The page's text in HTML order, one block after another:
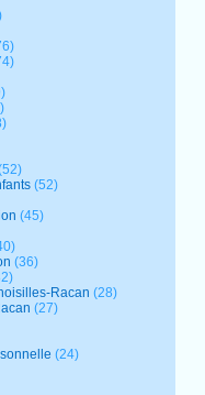
(52)
(45)
(36)
Racan (28)
(27)
(24)